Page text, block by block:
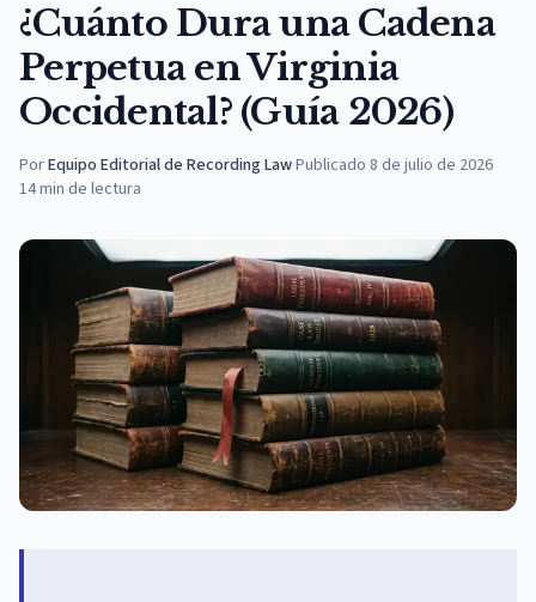
¿Cuánto Dura una Cadena
Perpetua en Virginia
Occidental? (Guía 2026)
PorEquipo Editorial de Recording Law·Publicado 8 de julio de 2026
14min de lectura